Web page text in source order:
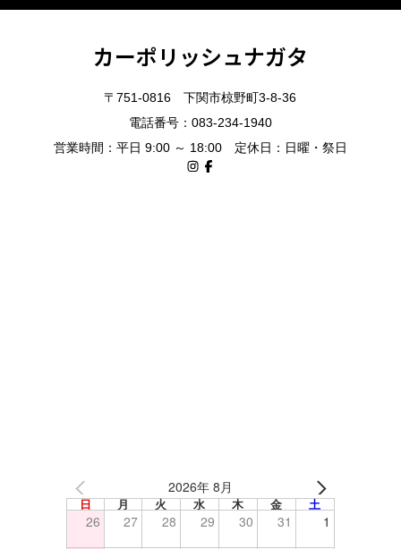
カーポリッシュナガタ
〒751-0816 下関市椋野町3-8-36
電話番号：083-234-1940
営業時間：平日 9:00 ～ 18:00 定休日：日曜・祭日
2026年 8月
日 月 火 水 木 金 土
26 27 28 29 30 31 1